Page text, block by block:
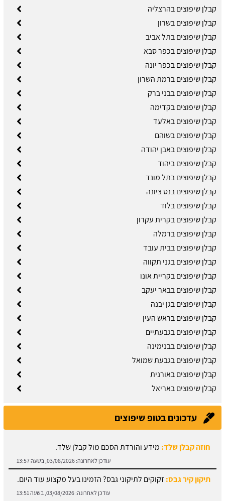
קבלן שיפוצים בהרצליה
קבלן שיפוצים בשרון
קבלן שיפוצים בתל אביב
קבלן שיפוצים בכפר סבא
קבלן שיפוצים בכפר יונה
קבלן שיפוצים ברמת השרון
קבלן שיפוצים בבני ברק
קבלן שיפוצים בקדימה
קבלן שיפוצים באלעד
קבלן שיפוצים בשוהם
קבלן שיפוצים באבן יהודה
קבלן שיפוצים ביהוד
קבלן שיפוצים בתל מונד
קבלן שיפוצים בנס ציונה
קבלן שיפוצים בלוד
קבלן שיפוצים בקרית עקרון
קבלן שיפוצים ברמלה
קבלן שיפוצים בבית עובד
קבלן שיפוצים בגני תקווה
קבלן שיפוצים בקריית אונו
קבלן שיפוצים בבאר יעקב
קבלן שיפוצים בגן יבנה
קבלן שיפוצים בראש העין
קבלן שיפוצים בגבעתיים
קבלן שיפוצים בבנימינה
קבלן שיפוצים בגבעת שמואל
קבלן שיפוצים באורנית
קבלן שיפוצים באריאל
עדכונים בטופ שיפוצים
חוזה קבלן שלד:מידע והורדת הסכם מול קבלן שלד.
עודכן לאחרונה:03/08/2026, בשעה 13:57
תיקון קיר גבס: זקוקים לתיקוני גבס? הזמינו בעל מקצוע עוד היום.
עודכן לאחרונה:03/08/2026, בשעה 13:51
מחירון ריצוף:גלו את מחירי עבודות הריצוף והחיפוי.
עודכן לאחרונה: 03/08/2026, בשעה 13:43